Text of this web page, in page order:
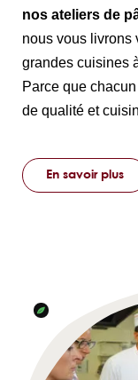
nos ateliers de
nous vous livrons
grandes cuisines
Parce que
de qualité et
En savoir plus